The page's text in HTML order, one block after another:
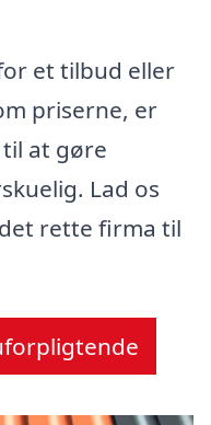
et tilbud eller
priserne, er
at gøre
Lad os
rette firma til